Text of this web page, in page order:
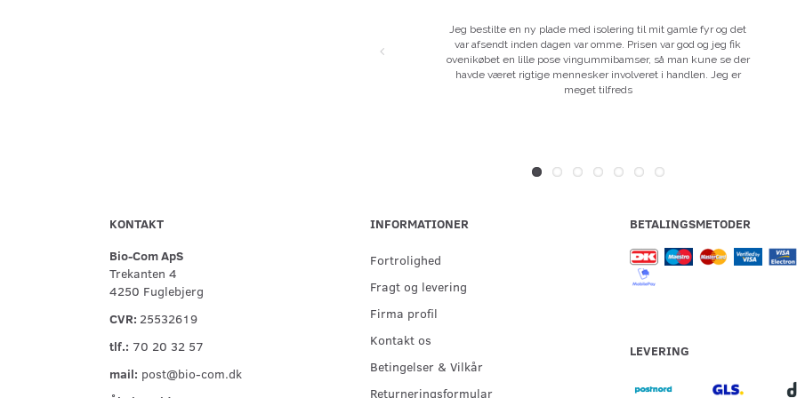
Jeg bestilte en ny plade med isolering til mit gamle fyr og det
var afsendt inden dagen var omme. Prisen var god og jeg fik
ovenikøbet en lille pose vingummibamser, så man kune se der
havde været rigtige mennesker involveret i handlen. Jeg er
meget tilfreds
KONTAKT
Bio-Com ApS
Trekanten 4
4250 Fuglebjerg
CVR: 25532619
tlf.: 70 20 32 57
mail: post@bio-com.dk
INFORMATIONER
Fortrolighed
Fragt og levering
Firma profil
Kontakt os
Betingelser & Vilkår
Returneringsformular
BETALINGSMETODER
LEVERING